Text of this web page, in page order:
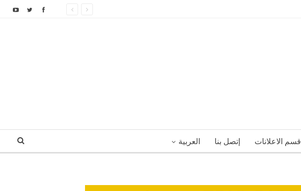
قسم الاعلانات إتصل بنا العربية